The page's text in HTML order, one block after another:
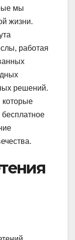
мы
жизни.
работая
решений.